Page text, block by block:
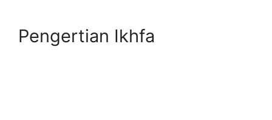
Pengertian Ikhfa